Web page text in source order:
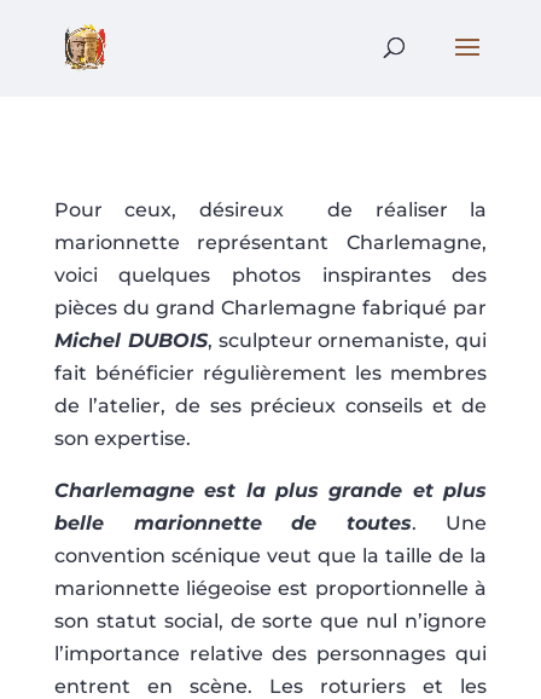
Pour ceux, désireux de réaliser la
marionnette représentant Charlemagne,
voici quelques photos inspirantes des
pièces du grand Charlemagne fabriqué par
Michel DUBOIS, sculpteur ornemaniste, qui
fait bénéficier régulièrement les membres
de l’atelier, de ses précieux conseils et de
son expertise.
Charlemagne est la plus grande et plus
belle marionnette de toutes. Une
convention scénique veut que la taille de la
marionnette liégeoise est proportionnelle à
son statut social, de sorte que nul n’ignore
l’importance relative des personnages qui
entrent en scène. Les roturiers et les